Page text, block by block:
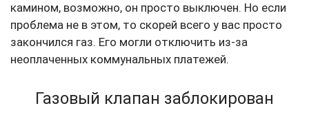
камином, возможно, он просто выключен. Но если
проблема не в этом, то скорей всего у вас просто
закончился газ. Его могли отключить из-за
неоплаченных коммунальных платежей.
Газовый клапан заблокирован